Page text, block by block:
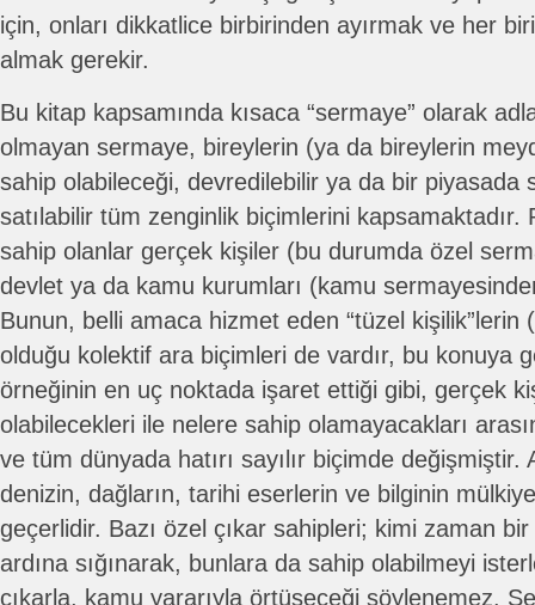
için, onları dikkatlice birbirinden ayırmak ve her
almak gerekir.
Bu kitap kapsamında kısaca “sermaye” olarak
olmayan sermaye, bireylerin (ya da bireylerin
sahip olabileceği, devredilebilir ya da bir piyasada
satılabilir tüm zenginlik biçimlerini
sahip olanlar gerçek kişiler (bu durumda özel
devlet ya da kamu kurumları (kamu
Bunun, belli amaca hizmet eden “tüzel kişilik”lerin
olduğu kolektif ara biçimleri de vardır, bu konuya
örneğinin en uç noktada işaret ettiği gibi, gerçek
olabilecekleri ile nelere sahip olamayacakları
ve tüm dünyada hatırı sayılır biçimde
denizin, dağların, tarihi eserlerin ve bilginin
geçerlidir. Bazı özel çıkar sahipleri; kimi zaman
ardına sığınarak, bunlara da sahip olabilmeyi
çıkarla, kamu yararıyla örtüşeceği söylenemez.